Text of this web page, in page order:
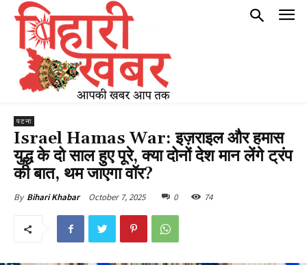
पटना
Israel Hamas War: इज़राइल और हमास
युद्ध के दो साल हुए पूरे, क्या दोनों देश मान लेंगे ट्रंप
की बात, थम जाएगा वॉर?
By Bihari Khabar October 7, 2025 0 74